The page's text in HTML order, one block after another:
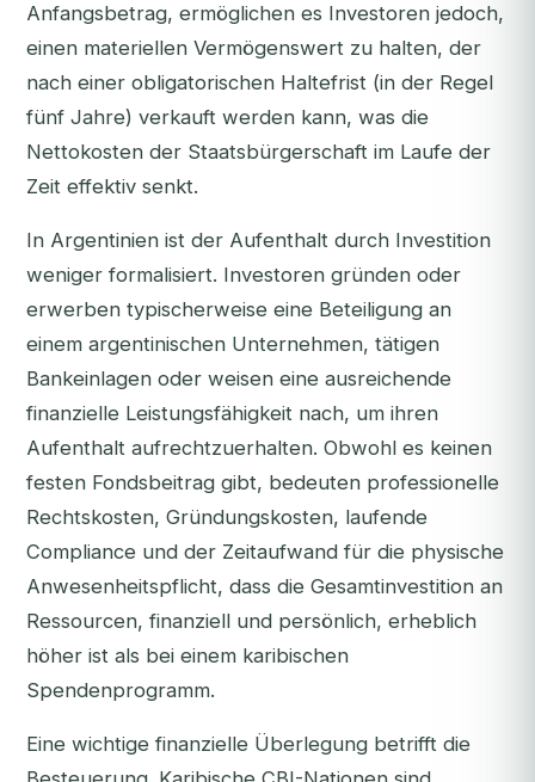
Anfangsbetrag, ermöglichen es Investoren jedoch,
einen materiellen Vermögenswert zu halten, der
nach einer obligatorischen Haltefrist (in der Regel
fünf Jahre) verkauft werden kann, was die
Nettokosten der Staatsbürgerschaft im Laufe der
Zeit effektiv senkt.
In Argentinien ist der Aufenthalt durch Investition
weniger formalisiert. Investoren gründen oder
erwerben typischerweise eine Beteiligung an
einem argentinischen Unternehmen, tätigen
Bankeinlagen oder weisen eine ausreichende
finanzielle Leistungsfähigkeit nach, um ihren
Aufenthalt aufrechtzuerhalten. Obwohl es keinen
festen Fondsbeitrag gibt, bedeuten professionelle
Rechtskosten, Gründungskosten, laufende
Compliance und der Zeitaufwand für die physische
Anwesenheitspflicht, dass die Gesamtinvestition an
Ressourcen, finanziell und persönlich, erheblich
höher ist als bei einem karibischen
Spendenprogramm.
Eine wichtige finanzielle Überlegung betrifft die